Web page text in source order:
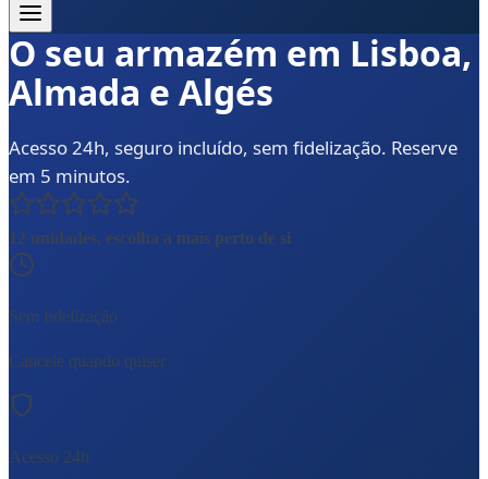
O seu armazém em Lisboa,
Almada e Algés
Acesso 24h, seguro incluído, sem fidelização. Reserve
em 5 minutos.
12 unidades, escolha a mais perto de si
Sem fidelização
Cancele quando quiser
Acesso 24h